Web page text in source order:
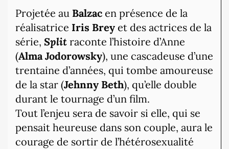
Projetée au Balzac en présence de la
réalisatrice Iris Brey et des actrices de la
série, Split raconte l’histoire d’Anne
(Alma Jodorowsky), une cascadeuse d’une
trentaine d’années, qui tombe amoureuse
de la star (Jehnny Beth), qu’elle double
durant le tournage d’un film.
Tout l’enjeu sera de savoir si elle, qui se
pensait heureuse dans son couple, aura le
courage de sortir de l’hétérosexualité